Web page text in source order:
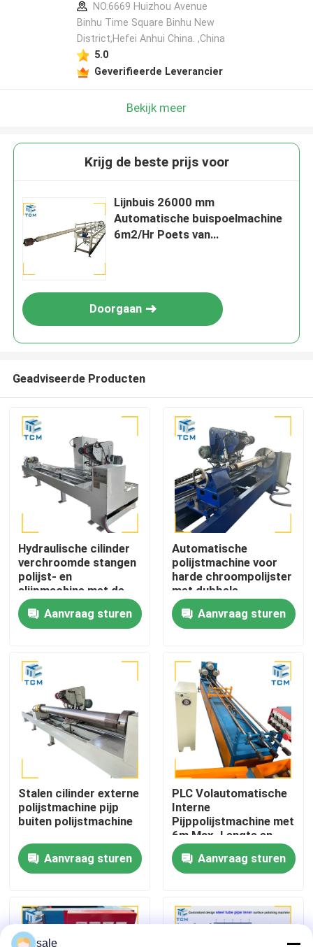
Huis
Producten
Over ons
Fabriekstocht
Kwaliteitscontrole
Neem contact met ons op
Nieuws
Gevallen
Tankpoetsmachine
NO.6669 Huizhou Avenue
Binhu Time Square Binhu New
District,Hefei Anhui China. ,China
5.0
Geverifieerde Leverancier
Bekijk meer
Krijg de beste prijs voor
Lijnbuis 26000 mm
Automatische buispoelmachine
6m2/Hr Poets van
Doorgaan
Geadviseerde Producten
Hydraulische cilinder
verchroomde stangen
polijst- en
slijpmachine met de
beste fabrieksprijs
van Trancar Industries
Aanvraag sturen
Automatische
polijstmachine voor
harde chroompolijster
met dubbele
met een
oppervlaktegrafheid
Aanvraag sturen
Stalen cilinder externe
polijstmachine pijp
buiten polijstmachine
Aanvraag sturen
PLC Volautomatische
Interne
Pijppolijstmachine met
6m Max. Lengte en
0,25μm
Oppervlakteruwheid
Aanvraag sturen
sale